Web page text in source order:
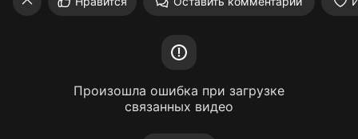
Произошла ошибка при загрузке
связанных видео